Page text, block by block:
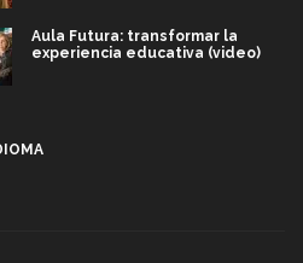
Aula Futura: transformar la
experiencia educativa (video)